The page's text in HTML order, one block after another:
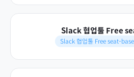
Slack 협업툴 Free
Slack 협업툴 Free seat-